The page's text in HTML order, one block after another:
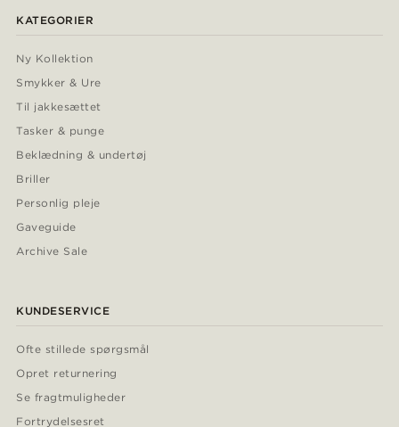
KATEGORIER
Ny Kollektion
Smykker & Ure
Til jakkesættet
Tasker & punge
Beklædning & undertøj
Briller
Personlig pleje
Gaveguide
Archive Sale
KUNDESERVICE
Ofte stillede spørgsmål
Opret returnering
Se fragtmuligheder
Fortrydelsesret